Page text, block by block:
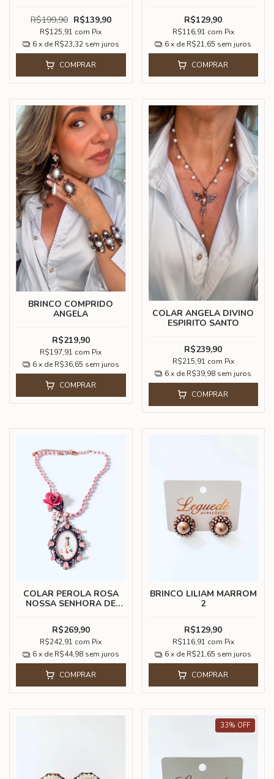
R$199,90 R$139,90
R$125,91 com Pix
6 x de R$23,32 sem juros
COMPRAR
R$129,90
R$116,91 com Pix
6 x de R$21,65 sem juros
COMPRAR
BRINCO COMPRIDO
ANGELA
R$219,90
R$197,91 com Pix
6 x de R$36,65 sem juros
COMPRAR
COLAR ANGELA DIVINO
ESPIRITO SANTO
R$239,90
R$215,91 com Pix
6 x de R$39,98 sem juros
COMPRAR
COLAR PEROLA ROSA
NOSSA SENHORA DE
R$269,90
R$242,91 com Pix
6 x de R$44,98 sem juros
COMPRAR
BRINCO LILIAM MARROM
2
R$129,90
R$116,91 com Pix
6 x de R$21,65 sem juros
COMPRAR
33% OFF